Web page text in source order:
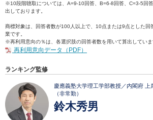
※10段階聴取については、A=9-10回答、B=6-8回答、C=3-5回
出しております。
商標対象は、回答者数が100人以上で、10点または9点とした回
業です。
※再利用意向の％は、各選択肢の回答者数を用いて算出していま
再利用意向データ（PDF）
ランキング監修
慶應義塾大学理工学部教授／内閣府 上
（非常勤）
鈴木秀男